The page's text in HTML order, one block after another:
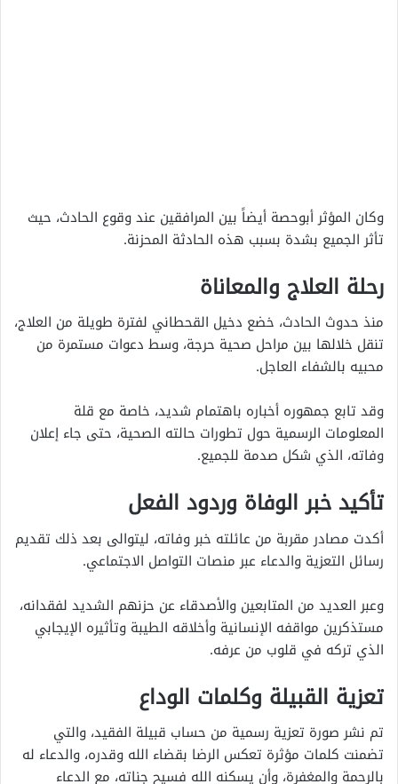
وكان المؤثر أبوحصة أيضاً بين المرافقين عند وقوع الحادث، حيث
تأثر الجميع بشدة بسبب هذه الحادثة المحزنة.
رحلة العلاج والمعاناة
منذ حدوث الحادث، خضع دخيل القحطاني لفترة طويلة من العلاج،
تنقل خلالها بين مراحل صحية حرجة، وسط دعوات مستمرة من
محبيه بالشفاء العاجل.
وقد تابع جمهوره أخباره باهتمام شديد، خاصة مع قلة
المعلومات الرسمية حول تطورات حالته الصحية، حتى جاء إعلان
وفاته، الذي شكل صدمة للجميع.
تأكيد خبر الوفاة وردود الفعل
أكدت مصادر مقربة من عائلته خبر وفاته، ليتوالى بعد ذلك تقديم
رسائل التعزية والدعاء عبر منصات التواصل الاجتماعي.
وعبر العديد من المتابعين والأصدقاء عن حزنهم الشديد لفقدانه،
مستذكرين مواقفه الإنسانية وأخلاقه الطيبة وتأثيره الإيجابي
الذي تركه في قلوب من عرفه.
تعزية القبيلة وكلمات الوداع
تم نشر صورة تعزية رسمية من حساب قبيلة الفقيد، والتي
تضمنت كلمات مؤثرة تعكس الرضا بقضاء الله وقدره، والدعاء له
بالرحمة والمغفرة، وأن يسكنه الله فسيح جناته، مع الدعاء